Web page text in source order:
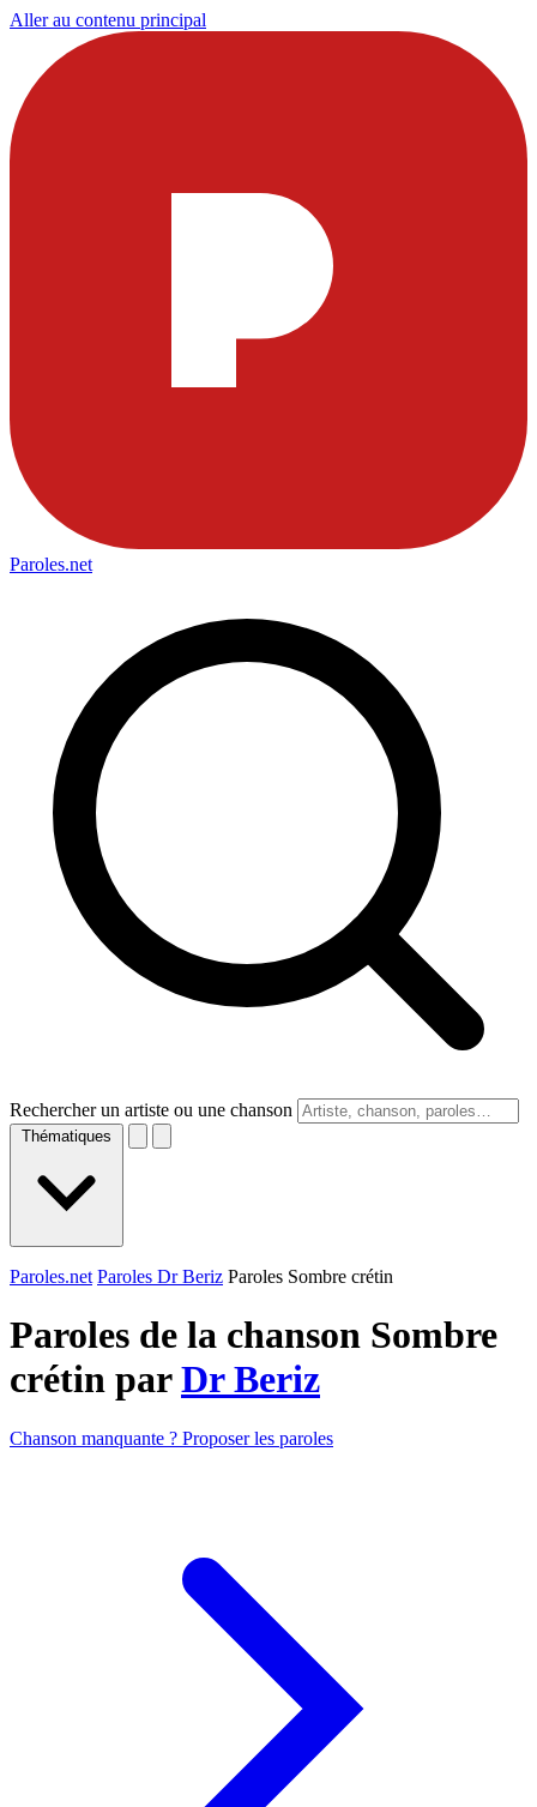
Aller au contenu principal
Paroles.net
Rechercher un artiste ou une chanson
Thématiques
Paroles.net Paroles Dr Beriz Paroles Sombre crétin
Paroles de la chanson Sombre
crétin parDr Beriz
Chanson manquante ? Proposer les paroles